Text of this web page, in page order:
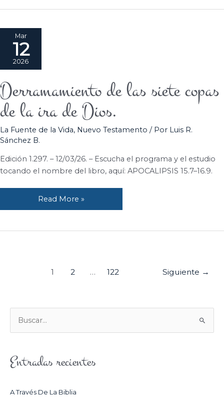
Mar
12
2026
Derramamiento de las siete copas
de la ira de Dios.
La Fuente de la Vida, Nuevo Testamento / Por Luis R.
Sánchez B.
Edición 1.297. – 12/03/26. – Escucha el programa y el estudio
tocando el nombre del libro, aquí: APOCALIPSIS 15.7–16.9.
Derramamiento
de
las
copas
la
ira
Dios.
Read More »
1 2 … 122 Siguiente →
U
C
Entradas recientes
A Través De La Biblia